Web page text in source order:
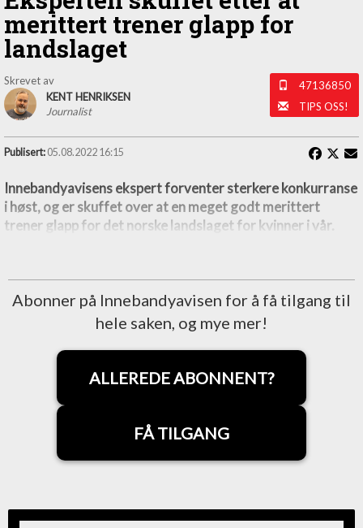
merittert trener glapp for
landslaget
Skrevet av
KENT HENRIKSEN
Journalist
47136850
TIPS OSS!
Publisert: 05.08.2022 16:15
Innebandyavisens ekspert forventer sterkere konkurranse
i høst, og er skuffet over at en meget godt merittert
trener glapp for det norske landslaget for kvinner i vår.
Abonner på Innebandyavisen for å få tilgang til
hele saken, og mye mer!
ALLEREDE ABONNENT?
FÅ TILGANG